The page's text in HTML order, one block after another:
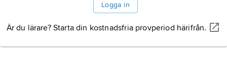
Logga in
Är du lärare? Starta din kostnadsfria provperiod härifrån.